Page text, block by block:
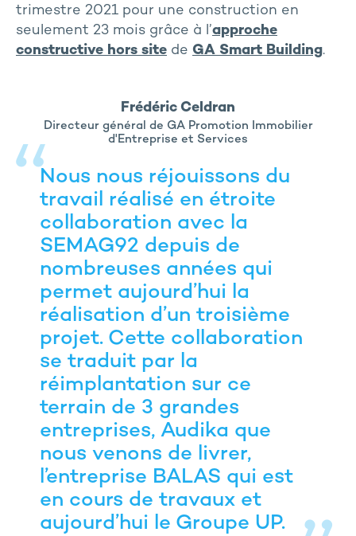
trimestre 2021 pour une construction en
seulement 23 mois grâce à l’approche
constructive hors site de GA Smart Building.
Frédéric Celdran
Directeur général de GA Promotion Immobilier
d'Entreprise et Services
Nous nous réjouissons du
travail réalisé en étroite
collaboration avec la
SEMAG92 depuis de
nombreuses années qui
permet aujourd’hui la
réalisation d’un troisième
projet. Cette collaboration
se traduit par la
réimplantation sur ce
terrain de 3 grandes
entreprises, Audika que
nous venons de livrer,
l’entreprise BALAS qui est
en cours de travaux et
aujourd’hui le Groupe UP.